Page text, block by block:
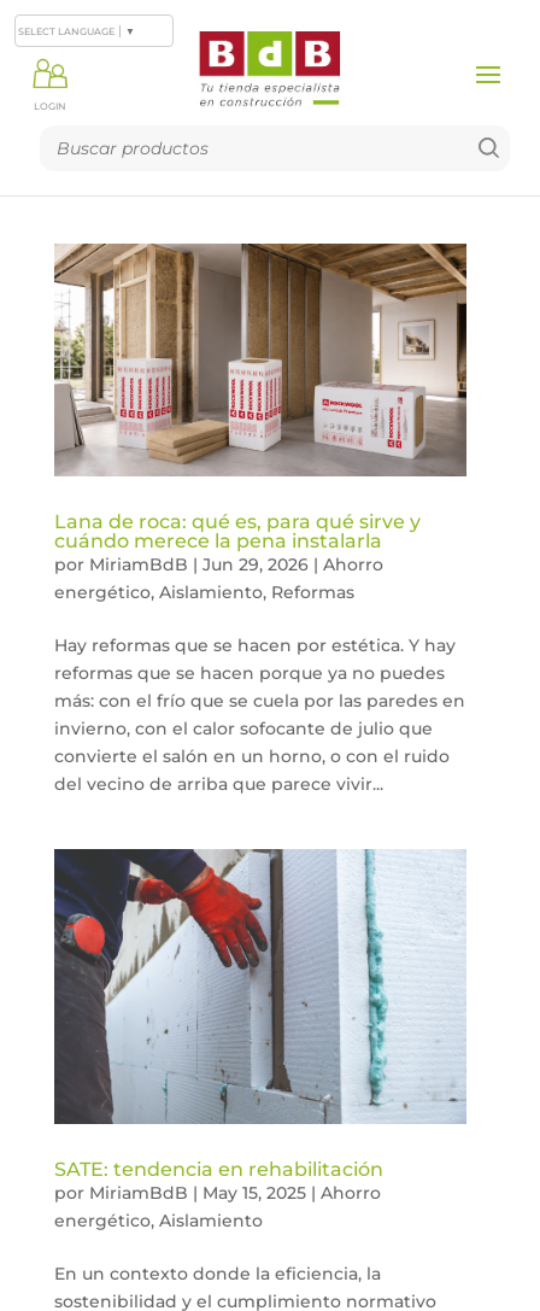
LOGIN
SELECT LANGUAGE ▼
Lana de roca: qué es, para qué sirve y
cuándo merece la pena instalarla
por MiriamBdB | Jun 29, 2026| Ahorro
energético, Aislamiento, Reformas
Hay reformas que se hacen por estética. Y hay
reformas que se hacen porque ya no puedes
más: con el frío que se cuela por las paredes en
invierno, con el calor sofocante de julio que
convierte el salón en un horno, o con el ruido
del vecino de arriba que parece vivir...
SATE: tendencia en rehabilitación
por MiriamBdB | May 15, 2025| Ahorro
energético, Aislamiento
En un contexto donde la eficiencia, la
sostenibilidad y el cumplimiento normativo